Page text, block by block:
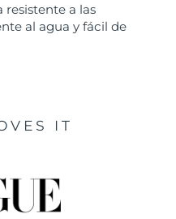
resistente a las
al agua y fácil de
IT